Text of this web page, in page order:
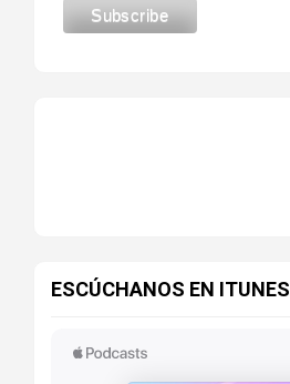
ESCÚCHANOS EN ITUNES